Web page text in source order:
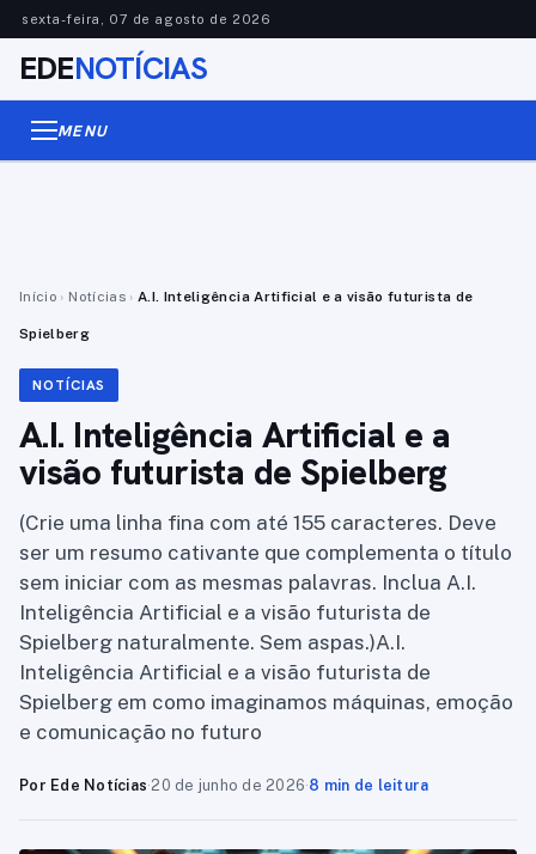
sexta-feira, 07 de agosto de 2026
EDENOTÍCIAS
MENU
Início › Notícias › A.I. Inteligência Artificial e a visão futurista de
Spielberg
NOTÍCIAS
A.I. Inteligência Artificial e a
visão futurista de Spielberg
(Crie uma linha fina com até 155 caracteres. Deve
ser um resumo cativante que complementa o título
sem iniciar com as mesmas palavras. Inclua A.I.
Inteligência Artificial e a visão futurista de
Spielberg naturalmente. Sem aspas.)A.I.
Inteligência Artificial e a visão futurista de
Spielberg em como imaginamos máquinas, emoção
e comunicação no futuro
Por Ede Notícias·20 de junho de 2026·8 min de leitura